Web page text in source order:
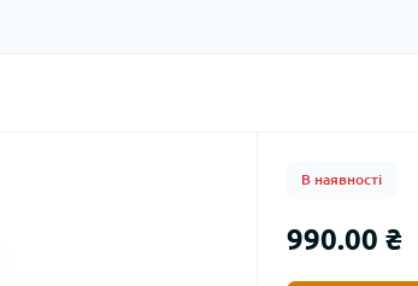
В наявності
990.00 ₴